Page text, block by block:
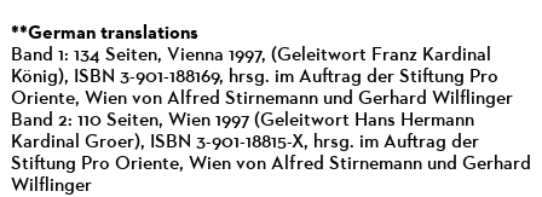
**German translations
Band 1: 134 Seiten, Vienna 1997, (Geleitwort Franz Kardinal
König), ISBN 3-901-188169, hrsg. im Auftrag der Stiftung Pro
Oriente, Wien von Alfred Stirnemann und Gerhard Wilflinger
Band 2: 110 Seiten, Wien 1997 (Geleitwort Hans Hermann
Kardinal Groer), ISBN 3-901-18815-X, hrsg. im Auftrag der
Stiftung Pro Oriente, Wien von Alfred Stirnemann und Gerhard
Wilflinger